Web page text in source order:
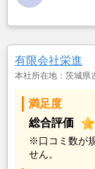
有限会社栄進
本社所在地：茨城県
満足度
総合評価
※口コミ数が
せん。